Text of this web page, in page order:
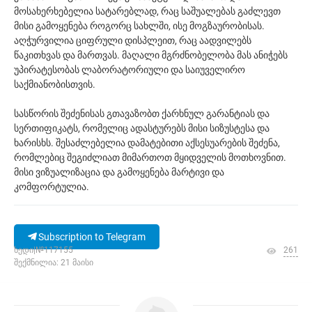
მოსახერხებელია სატარებლად, რაც საშუალებას გაძლევთ
მისი გამოყენება როგორც სახლში, ისე მოგზაურობისას.
აღჭურვილია ციფრული დისპლეით, რაც აადვილებს
წაკითხვას და მართვას. მაღალი მგრძნობელობა მას ანიჭებს
უპირატესობას ლაბორატორიული და საიუველირო
საქმიანობისთვის.
სასწორის შეძენისას გთავაზობთ ქარხნულ გარანტიას და
სერთიფიკატს, რომელიც ადასტურებს მისი სიზუსტესა და
ხარისხს. შესაძლებელია დამატებითი აქსესუარების შეძენა,
რომლებიც შეგიძლიათ მიმართოთ მყიდველის მოთხოვნით.
მისი ვიზუალიზაცია და გამოყენება მარტივი და
კომფორტულია.
Subscription to Telegram
ხედი|№117155
შექმნილია: 21 მაისი
261